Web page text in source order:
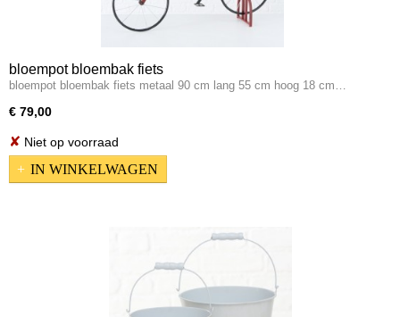
bloempot bloembak fiets
bloempot bloembak fiets metaal 90 cm lang 55 cm hoog 18 cm…
€ 79,00
✘ Niet op voorraad
IN WINKELWAGEN